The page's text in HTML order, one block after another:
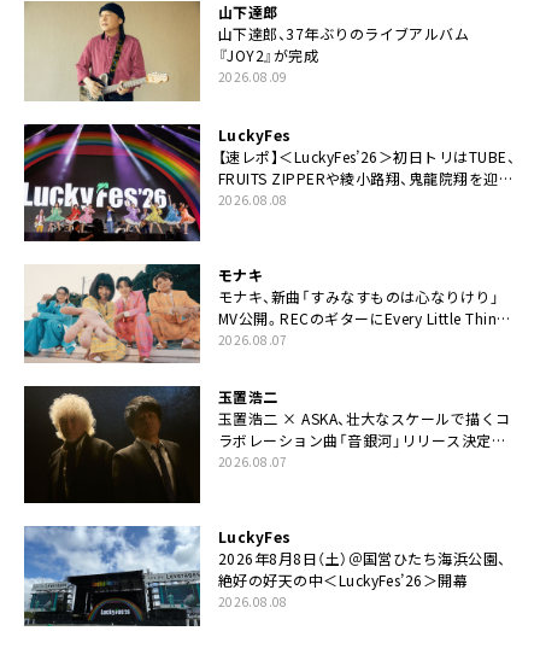
山下達郎
山下達郎、37年ぶりのライブアルバム
『JOY2』が完成
2026.08.09
LuckyFes
【速レポ】＜LuckyFes’26＞初日トリはTUBE、
FRUITS ZIPPERや綾小路翔、鬼龍院翔を迎え
た豪華コラボも「知ってたらぜひ一緒に歌っ
2026.08.08
モナキ
モナキ、新曲「すみなすものは心なりけり」
MV公開。RECのギターにEvery Little Thing・
伊藤一朗参加も
2026.08.07
玉置浩二
玉置浩二 × ASKA、壮大なスケールで描くコ
ラボレーション曲「音銀河」リリース決定。
カップリングには新曲「命の宿り」収録も
2026.08.07
LuckyFes
2026年8月8日（土）＠国営ひたち海浜公園、
絶好の好天の中＜LuckyFes’26＞開幕
2026.08.08